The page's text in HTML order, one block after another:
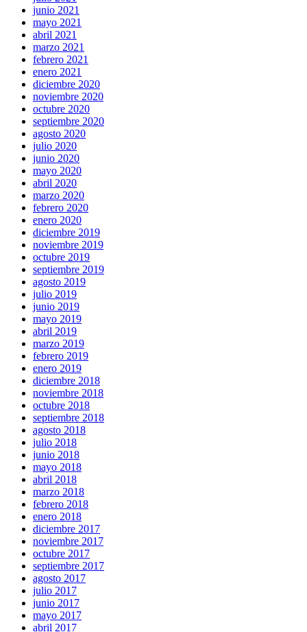
junio 2021
mayo 2021
abril 2021
marzo 2021
febrero 2021
enero 2021
diciembre 2020
noviembre 2020
octubre 2020
septiembre 2020
agosto 2020
julio 2020
junio 2020
mayo 2020
abril 2020
marzo 2020
febrero 2020
enero 2020
diciembre 2019
noviembre 2019
octubre 2019
septiembre 2019
agosto 2019
julio 2019
junio 2019
mayo 2019
abril 2019
marzo 2019
febrero 2019
enero 2019
diciembre 2018
noviembre 2018
octubre 2018
septiembre 2018
agosto 2018
julio 2018
junio 2018
mayo 2018
abril 2018
marzo 2018
febrero 2018
enero 2018
diciembre 2017
noviembre 2017
octubre 2017
septiembre 2017
agosto 2017
julio 2017
junio 2017
mayo 2017
abril 2017